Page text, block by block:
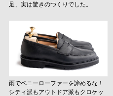
足、実は驚きのつくりでした。
雨でペニーローファーを諦めるな！
シティ派もアウトドア派もクロケッ